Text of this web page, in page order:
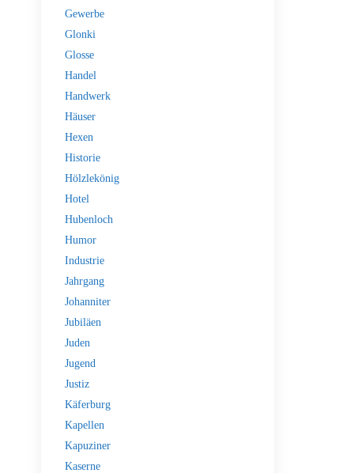
Gewerbe
Glonki
Glosse
Handel
Handwerk
Häuser
Hexen
Historie
Hölzlekönig
Hotel
Hubenloch
Humor
Industrie
Jahrgang
Johanniter
Jubiläen
Juden
Jugend
Justiz
Käferburg
Kapellen
Kapuziner
Kaserne